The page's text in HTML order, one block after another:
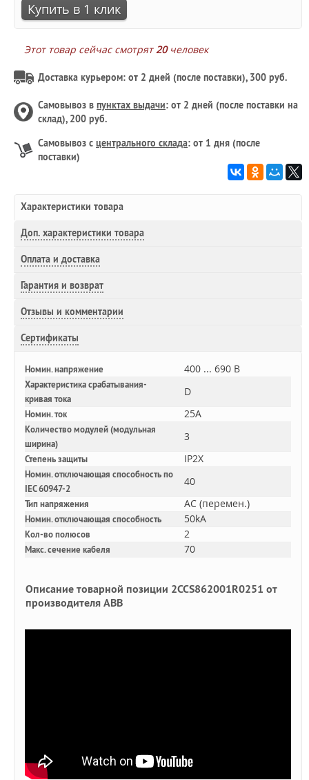
Купить в 1 клик
Этот товар сейчас смотрят20человек
Доставка курьером: от 2 дней (после поставки), 300 руб.
Самовывоз в пунктах выдачи: от 2 дней (после поставки на
склад), 200 руб.
Самовывоз с центрального склада: от 1 дня (после
поставки)
Характеристики товара
Доп. характеристики товара
Оплата и доставка
Гарантия и возврат
Отзывы и комментарии
Сертификаты
Номин. напряжение 400 ... 690 В
Характеристика срабатывания-
кривая тока
D
Номин. ток 25A
Количество модулей (модульная
ширина)
3
Степень защиты IP2X
Номин. отключающая способность по
IEC 60947-2
40
Тип напряжения AC (перемен.)
Номин. отключающая способность 50kA
Кол-во полюсов 2
Макс. сечение кабеля 70
Описание товарной позиции 2CCS862001R0251 от
производителя ABB